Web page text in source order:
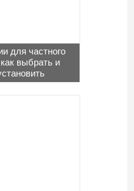
для частного
выбрать и